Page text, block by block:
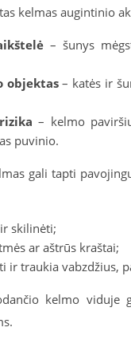
kelmas augintinio
– šunys
objektas– katės ir
– kelmo
puvinio.
gali tapti
skilinėti;
ar aštrūs kraštai;
ir traukia vabzdžius,
kelmo viduje